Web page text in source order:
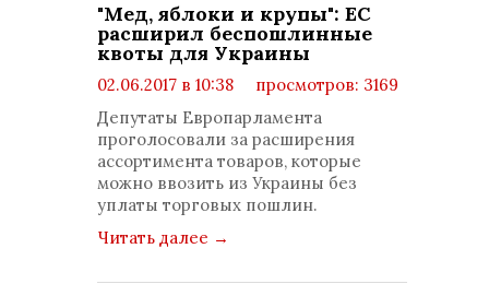
"Мед, яблоки и крупы": ЕС
расширил беспошлинные
квоты для Украины
02.06.2017 в 10:38
просмотров: 3169
комментариев: 0
Депутаты Европарламента
проголосовали за расширения
ассортимента товаров, которые
можно ввозить из Украины без
уплаты торговых пошлин.
Читать далее →